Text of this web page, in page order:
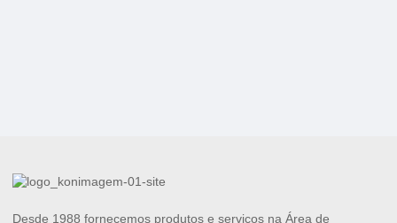
Desde 1988 fornecemos produtos e serviços na Área de